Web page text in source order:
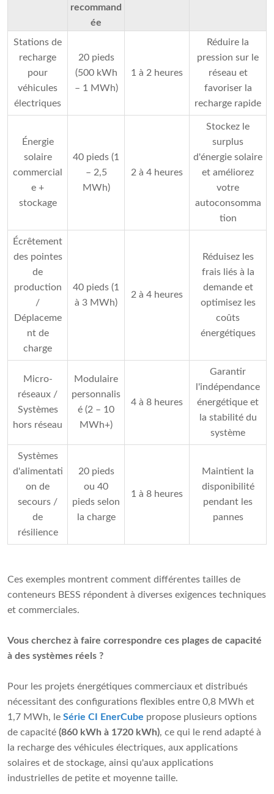
recommand
ée
Stations de
recharge
pour
véhicules
électriques
20 pieds
(500 kWh
– 1 MWh)
1 à 2 heures
Réduire la
pression sur le
réseau et
favoriser la
recharge rapide
Énergie
solaire
commercial
e +
stockage
40 pieds (1
– 2,5
MWh)
2 à 4 heures
Stockez le
surplus
d'énergie solaire
et améliorez
votre
autoconsomma
tion
Écrêtement
des pointes
de
production
/
Déplaceme
nt de
charge
40 pieds (1
à 3 MWh)
2 à 4 heures
Réduisez les
frais liés à la
demande et
optimisez les
coûts
énergétiques
Micro-
réseaux /
Systèmes
hors réseau
Modulaire
personnalis
é (2 – 10
MWh+)
4 à 8 heures
Garantir
l'indépendance
énergétique et
la stabilité du
système
Systèmes
d'alimentati
on de
secours /
de
résilience
20 pieds
ou 40
pieds selon
la charge
1 à 8 heures
Maintient la
disponibilité
pendant les
pannes
Ces exemples montrent comment différentes tailles de
conteneurs BESS répondent à diverses exigences techniques
et commerciales.
Vous cherchez à faire correspondre ces plages de capacité
à des systèmes réels ?
Pour les projets énergétiques commerciaux et distribués
nécessitant des configurations flexibles entre 0,8 MWh et
1,7 MWh, le Série CI EnerCube propose plusieurs options
de capacité (860 kWh à 1720 kWh), ce qui le rend adapté à
la recharge des véhicules électriques, aux applications
solaires et de stockage, ainsi qu'aux applications
industrielles de petite et moyenne taille.